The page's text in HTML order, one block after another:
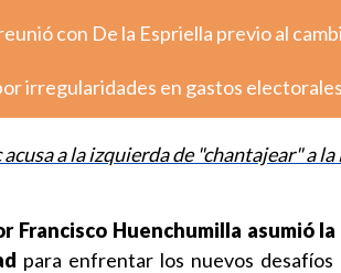
con De la Espriella previo al
irregularidades en gastos electorales
a la izquierda de "chantajear" a la
Francisco Huenchumilla asumió
para enfrentar los nuevos desafíos